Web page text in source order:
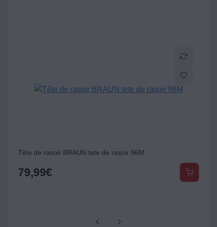
Tête de rasoir BRAUN tete de rasoir 96M
79,99€